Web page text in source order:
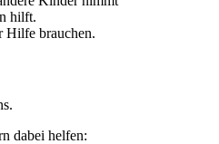
hilft.
Hilfe brauchen.
dabei helfen: